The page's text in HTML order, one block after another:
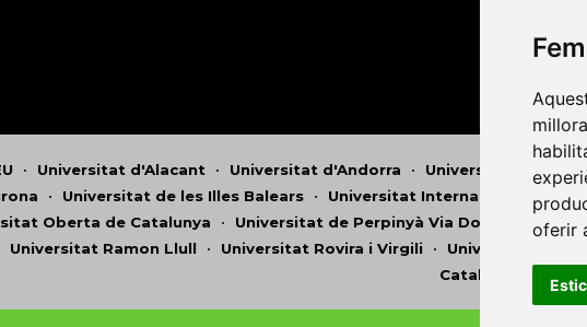
oferir
• Universitat d'Alacant • Universitat d'Andorra • Universitat
• Universitat de les Illes Balears • Universitat Internacional de
Oberta de Catalunya • Universitat de Perpinyà Via Domitia •
Universitat Ramon Llull • Universitat Rovira i Virgili • Universitat de
Catalunya